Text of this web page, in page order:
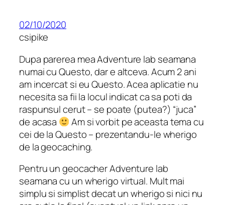
02/10/2020
csipike
Dupa parerea mea Adventure lab seamana
numai cu Questo, dar e altceva. Acum 2 ani
am incercat si eu Questo. Acea aplicatie nu
necesita sa fii la locul indicat ca sa poti da
raspunsul cerut – se poate (putea?) “juca”
de acasa
Am si vorbit pe aceasta tema cu
cei de la Questo – prezentandu-le wherigo
de la geocaching.
Pentru un geocacher Adventure lab
seamana cu un wherigo virtual. Mult mai
simplu si simplist decat un wherigo si nici nu